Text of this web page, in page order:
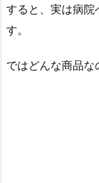
すると、実は病院
す。
ではどんな商品な